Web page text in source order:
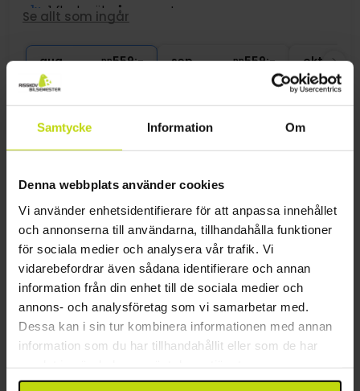
Samtycke Information Om
Denna webbplats använder cookies
Vi använder enhetsidentifierare för att anpassa innehållet
och annonserna till användarna, tillhandahålla funktioner
för sociala medier och analysera vår trafik. Vi
vidarebefordrar även sådana identifierare och annan
information från din enhet till de sociala medier och
annons- och analysföretag som vi samarbetar med.
Dessa kan i sin tur kombinera informationen med annan
information som du har tillhandahållit eller som de har
1x 1 flaska öl på rummet
Gratis parkering
∞ Gratis internet
Se allt som ingår
aug pp559:- sep pp559:-
Totalt 1118:-
okt
Se mer
Enkel tillgång till kollektivtrafik
Occidental Praha